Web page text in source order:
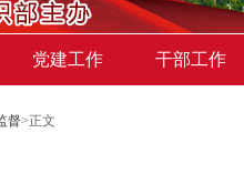
党建工作 干部工作
督>正文